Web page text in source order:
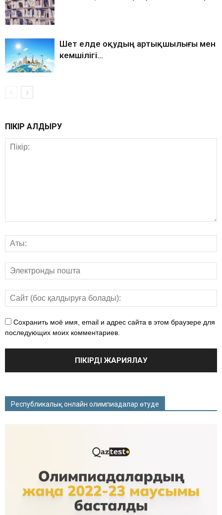
Шет елде оқудың артықшылығы мен
кемшілігі…
ПІКІР ҚАЛДЫРУ
Сохранить моё имя, email и адрес сайта в этом браузере для
последующих моих комментариев.
Республикалық онлайн олимпиадалар өтуде